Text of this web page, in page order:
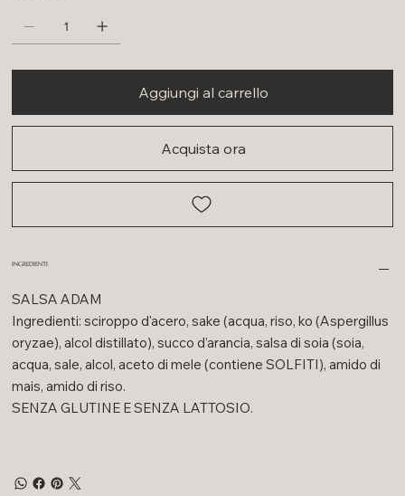
Aggiungi al carrello
Acquista ora
INGREDIENTI
SALSA ADAM
Ingredienti: sciroppo d'acero, sake (acqua, riso, ko (Aspergillus
oryzae), alcol distillato), succo d’arancia, salsa di soia (soia,
acqua, sale, alcol, aceto di mele (contiene SOLFITI), amido di
mais, amido di riso.
SENZA GLUTINE E SENZA LATTOSIO.